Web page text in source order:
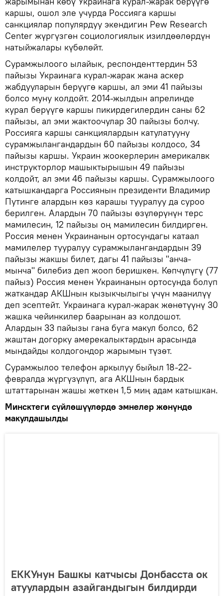
каршы, ошол эле учурда Россияга каршы
санкциялар популярдуу экендигин Pew Research
Center жүргүзгөн социологиялык изилдөөлөрдүн
натыйжалары күбөлөйт.
Сурамжылоого ылайык, респонденттердин 53
пайызы Украинага курал-жарак жана аскер
жабдууларын берүүгө каршы, ал эми 41 пайызы
болсо муну колдойт. 2014-жылдын апрелинде
курал берүүгө каршы пикирдегилердин саны 62
пайызы, ал эми жактоочулар 30 пайызы болчу.
Россияга каршы санкциялардын катулатууну
сурамжылангандардын 60 пайызы колдосо, 34
пайызы каршы. Украин жоокерлерин америкалвк
инструкторлор машыктырышын 49 пайызы
колдойт, ал эми 46 пайызы каршы. Сурамжылоого
катышкандарга Россиянын президенти Владимир
Путинге алардын көз карашы тууралуу да суроо
берилген. Алардын 70 пайызы өзүлөрүнүн терс
мамилесин, 12 пайызы оң мамилесин билдирген.
Россия менен Украинанын ортосундагы катаал
мамилелер тууралуу сурамжылангандардын 39
пайызы жакшы билет, дагы 41 пайызы "анча-
мынча" билебиз деп жооп беришкен. Көпчүлүгү (77
пайыз) Россия менен Украинанын ортосунда болуп
жаткандар АКШнын кызыкчылыгы үчүн маанилүү
деп эсептейт. Украинага курал-жарак жөнөтүүнү 30
жашка чейинкилер баарынан аз колдошот.
Алардын 33 пайызы гана буга макул болсо, 62
жаштан догорку амерекалыктардын арасында
мындайды колдогондор жарымын түзөт.
Сурамжылоо телефон аркылуу быйыл 18-22-
февралда жүргүзүлүп, ага АКШнын бардык
штаттарынан жашы жеткен 1,5 миң адам катышкан.
Минсктеги сүйлөшүүлөрдө эмнелер жөнүндө
макулдашылды
ЕККУнун Башкы катчысы Донбасста ок
атуулардын азайгандыгын билдирди